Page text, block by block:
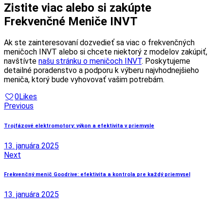
Zistite viac alebo si zakúpte
Frekvenčné Meniče INVT
Ak ste zainteresovaní dozvedieť sa viac o frekvenčných
meničoch INVT alebo si chcete niektorý z modelov zakúpiť,
navštívte našu stránku o meničoch INVT. Poskytujeme
detailné poradenstvo a podporu k výberu najvhodnejšieho
meniča, ktorý bude vyhovovať vašim potrebám.
0Likes
Navigácia
v
Previous
Trojfázové elektromotory: výkon a efektivita v priemysle
13. januára 2025
Next
Frekvenčný menič Goodrive: efektivita a kontrola pre každý priemysel
13. januára 2025